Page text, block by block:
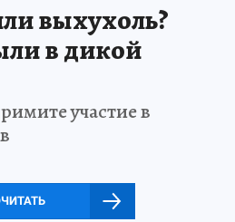
выхухоль?
в дикой
участие в